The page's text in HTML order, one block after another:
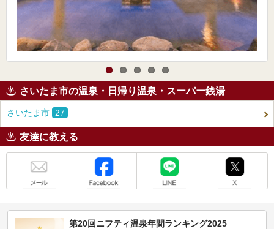
さいたま市の温泉・日帰り温泉・スーパー銭湯
さいたま市 27
友達に教える
第20回ニフティ温泉年間ランキング2025